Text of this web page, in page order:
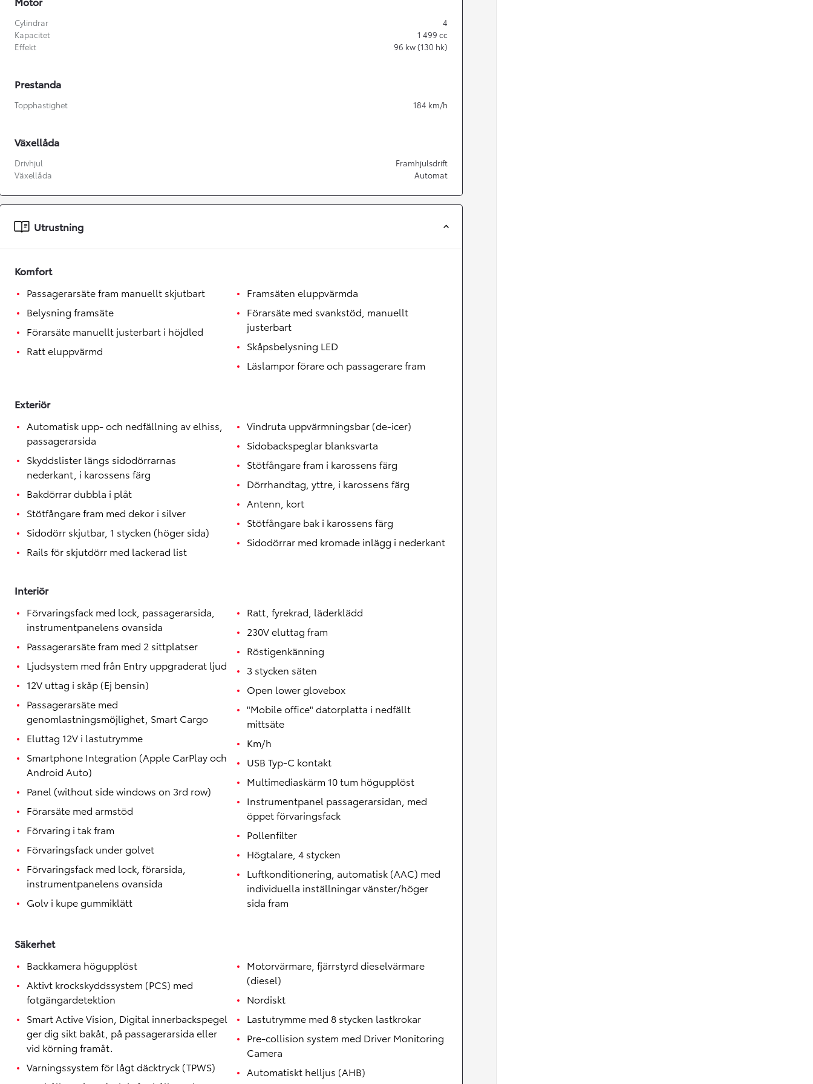
Från 360 900 kr
Från 350 900 kr
Toyota GR Supra
Cylindrar
4
Kapacitet
1 499 cc
Effekt
96 kw (130 hk)
Prestanda
Topphastighet 184 km/h
Växellåda
Drivhjul
Framhjulsdrift
Växellåda
Automat
Utrustning
Komfort
Passagerarsäte fram manuellt skjutbart
Belysning framsäte
Förarsäte manuellt justerbart i höjdled
Ratt eluppvärmd
Framsäten eluppvärmda
Förarsäte med svankstöd, manuellt
justerbart
Skåpsbelysning LED
Läslampor förare och passagerare fram
Exteriör
Automatisk upp- och nedfällning av elhiss,
passagerarsida
Skyddslister längs sidodörrarnas
nederkant, i karossens färg
Bakdörrar dubbla i plåt
Stötfångare fram med dekor i silver
Sidodörr skjutbar, 1 stycken (höger sida)
Rails för skjutdörr med lackerad list
Vindruta uppvärmningsbar (de-icer)
Sidobackspeglar blanksvarta
Stötfångare fram i karossens färg
Dörrhandtag, yttre, i karossens färg
Antenn, kort
Stötfångare bak i karossens färg
Sidodörrar med kromade inlägg i nederkant
Interiör
Förvaringsfack med lock, passagerarsida,
instrumentpanelens ovansida
Passagerarsäte fram med 2 sittplatser
Ljudsystem med från Entry uppgraderat ljud
12V uttag i skåp (Ej bensin)
Passagerarsäte med
genomlastningsmöjlighet, Smart Cargo
Eluttag 12V i lastutrymme
Smartphone Integration (Apple CarPlay och
Android Auto)
Panel (without side windows on 3rd row)
Förarsäte med armstöd
Förvaring i tak fram
Förvaringsfack under golvet
Förvaringsfack med lock, förarsida,
instrumentpanelens ovansida
Golv i kupe gummiklätt
Ratt, fyrekrad, läderklädd
230V eluttag fram
Röstigenkänning
3 stycken säten
Open lower glovebox
"Mobile office" datorplatta i nedfällt
mittsäte
Km/h
USB Typ-C kontakt
Multimediaskärm 10 tum högupplöst
Instrumentpanel passagerarsidan, med
öppet förvaringsfack
Pollenfilter
Högtalare, 4 stycken
Luftkonditionering, automatisk (AAC) med
individuella inställningar vänster/höger
sida fram
Säkerhet
Backkamera högupplöst
Aktivt krockskyddssystem (PCS) med
fotgängardetektion
Smart Active Vision, Digital innerbackspegel
ger dig sikt bakåt, på passagerarsida eller
vid körning framåt.
Varningssystem för lågt däcktryck (TPWS)
Motorvärmare, fjärrstyrd dieselvärmare
(diesel)
Nordiskt
Lastutrymme med 8 stycken lastkrokar
Pre-collision system med Driver Monitoring
Camera
Automatiskt helljus (AHB)